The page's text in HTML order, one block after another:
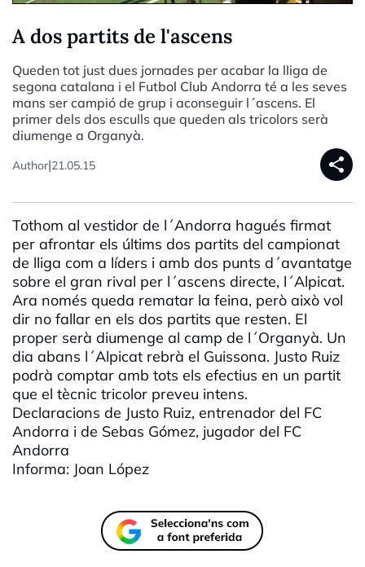
A dos partits de l'ascens
Queden tot just dues jornades per acabar la lliga de
segona catalana i el Futbol Club Andorra té a les seves
mans ser campió de grup i aconseguir l´ascens. El
primer dels dos esculls que queden als tricolors serà
diumenge a Organyà.
Author|21.05.15 share
Tothom al vestidor de l´Andorra hagués firmat
per afrontar els últims dos partits del campionat
de lliga com a líders i amb dos punts d´avantatge
sobre el gran rival per l´ascens directe, l´Alpicat.
Ara només queda rematar la feina, però això vol
dir no fallar en els dos partits que resten. El
proper serà diumenge al camp de l´Organyà. Un
dia abans l´Alpicat rebrà el Guissona. Justo Ruiz
podrà comptar amb tots els efectius en un partit
que el tècnic tricolor preveu intens.
Declaracions de Justo Ruiz, entrenador del FC
Andorra i de Sebas Gómez, jugador del FC
Andorra
Informa: Joan López